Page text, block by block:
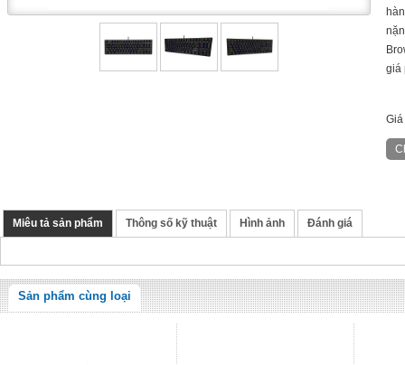
giá
Miêu tả sản phẩm Thông số kỹ thuật Hình ảnh Đánh giá
Sản phẩm cùng loại